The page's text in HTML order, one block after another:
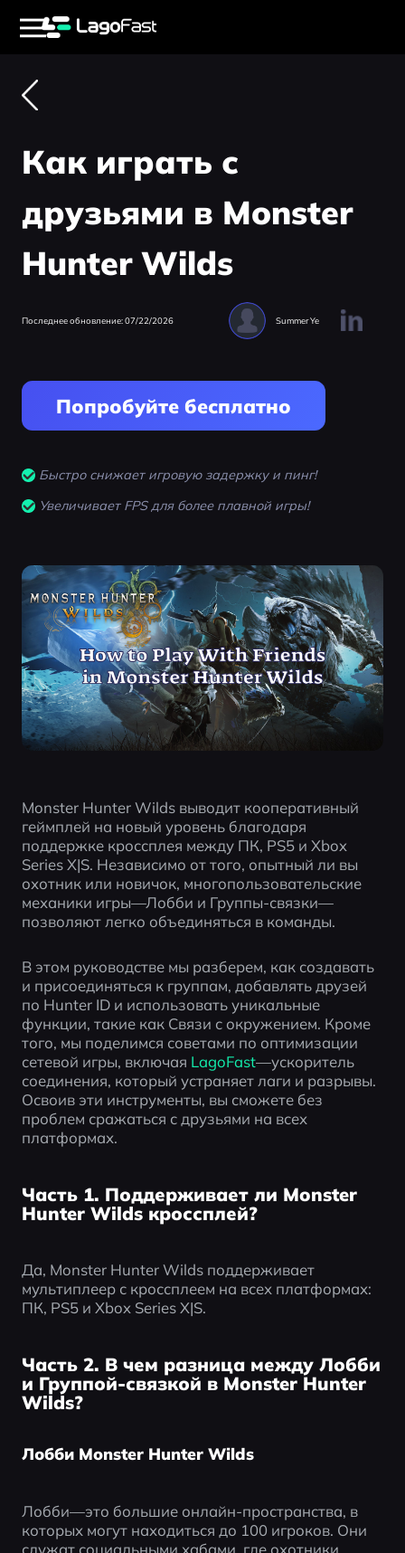
Как играть с
друзьями в Monster
Hunter Wilds
Последнее обновление: 07/22/2026 Summer Ye
Попробуйте бесплатно
Быстро снижает игровую задержку и пинг!
Увеличивает FPS для более плавной игры!
Monster Hunter Wilds выводит кооперативный
геймплей на новый уровень благодаря
поддержке кроссплея между ПК, PS5 и Xbox
Series X|S. Независимо от того, опытный ли вы
охотник или новичок, многопользовательские
механики игры—Лобби и Группы-связки—
позволяют легко объединяться в команды.
В этом руководстве мы разберем, как создавать
и присоединяться к группам, добавлять друзей
по Hunter ID и использовать уникальные
функции, такие как Связи с окружением. Кроме
того, мы поделимся советами по оптимизации
сетевой игры, включая LagoFast—ускоритель
соединения, который устраняет лаги и разрывы.
Освоив эти инструменты, вы сможете без
проблем сражаться с друзьями на всех
платформах.
Часть 1. Поддерживает ли Monster
Hunter Wilds кроссплей?
Да, Monster Hunter Wilds поддерживает
мультиплеер с кроссплеем на всех платформах:
ПК, PS5 и Xbox Series X|S.
Часть 2. В чем разница между Лобби
и Группой-связкой в Monster Hunter
Wilds?
Лобби Monster Hunter Wilds
Лобби—это большие онлайн-пространства, в
которых могут находиться до 100 игроков. Они
служат социальными хабами, где охотники